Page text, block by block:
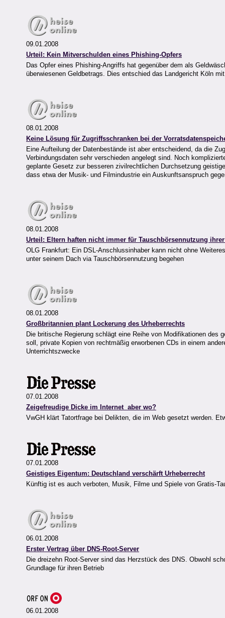
09.01.2008
Urteil: Kein Mitverschulden eines Phishing-Opfers
Das Opfer eines Phishing-Angriffs hat gegenüber dem als
überwiesenen Geldbetrags. Dies entschied das Landgericht Köln
08.01.2008
Keine Lösung für Zugriffsschranken bei der
Eine Aufteilung der Datenbestände ist aber entscheidend, da die
Verbindungsdaten sehr verschieden angelegt sind. Noch
geplante Gesetz zur besseren zivilrechtlichen Durchsetzung
dass etwa der Musik- und Filmindustrie ein Auskunftsanspruch
08.01.2008
Urteil: Eltern haften nicht immer für Tauschbörsennutzung
OLG Frankfurt: Ein DSL-Anschlussinhaber kann nicht ohne
unter seinem Dach via Tauschbörsennutzung begehen
08.01.2008
Großbritannien plant Lockerung des Urheberrechts
Die britische Regierung schlägt eine Reihe von Modifikationen des
soll, private Kopien von rechtmäßig erworbenen CDs in einem
Unterrichtszwecke
07.01.2008
Zeigefreudige Dicke im Internet  aber wo?
VwGH klärt Tatortfrage bei Delikten, die im Web gesetzt werden.
07.01.2008
Geistiges Eigentum: Deutschland verschärft Urheberrecht
Künftig ist es auch verboten, Musik, Filme und Spiele von Gratis-
06.01.2008
Erster Vertrag über DNS-Root-Server
Die dreizehn Root-Server sind das Herzstück des DNS. Obwohl
Grundlage für ihren Betrieb
06.01.2008